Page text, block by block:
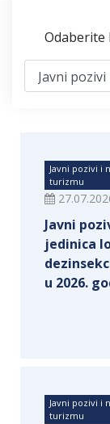
Odaberite
Javni pozivi i
turizmu
Javni
jedinica
u 2026.
Javni pozivi i
turizmu